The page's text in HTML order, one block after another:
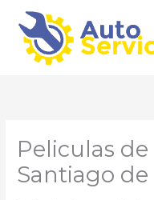
contenido
Peliculas
Santiago de